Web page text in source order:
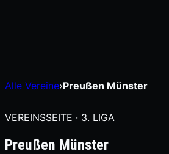
Alle Vereine›Preußen Münster
VEREINSSEITE · 3. LIGA
Preußen Münster